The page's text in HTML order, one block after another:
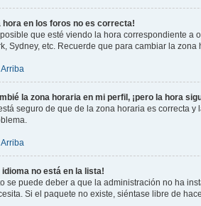
hora en los foros no es correcta!
posible que esté viendo la hora correspondiente a
Sydney, etc. Recuerde que para cambiar la
Arriba
la zona horaria en mi perfil, ¡pero la hora
seguro de que de la zona horaria es correcta
Arriba
idioma no está en la lista!
se puede deber a que la administración no ha
Si el paquete no existe, siéntase libre de